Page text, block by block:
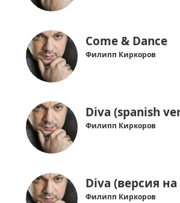
Come & Dance
Филипп Киркоров
Diva (spanish
Филипп Киркоров
Diva (версия
Филипп Киркоров